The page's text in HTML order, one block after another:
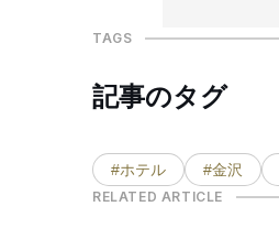
TAGS
記事のタグ
#ホテル #金沢
RELATED ARTICLE